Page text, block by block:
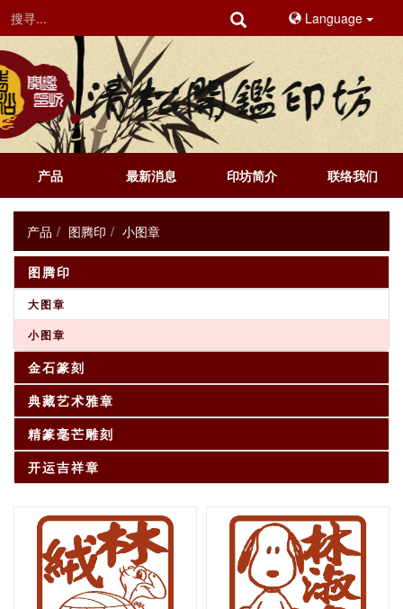
Language
产品 最新消息 印坊简介 联络我们
产品 图腾印 小图章
图腾印
大图章
小图章
金石篆刻
典藏艺术雅章
精篆毫芒雕刻
开运吉祥章